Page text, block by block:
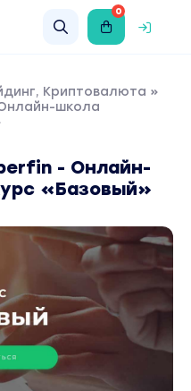
0
Криптовалюта »
школа
- Онлайн-
«Базовый»